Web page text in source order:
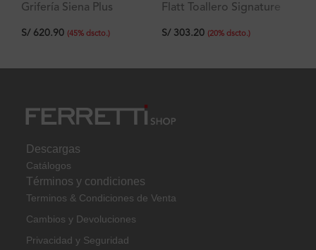
Grifería Siena Plus
S/ 620.90 (45% dscto.)
Flatt Toallero Signature
S/303.20 (20% dscto.)
Descargas
Catálogos
Términos y condiciones
Terminos & Condiciones de Venta
Cambios y Devoluciones
Privacidad y Seguridad